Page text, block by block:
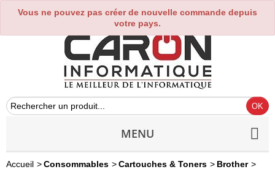
Vous ne pouvez pas créer de nouvelle commande depuis
votre pays.
0
MENU
Accueil >Consommables >Cartouches & Toners > Brother >